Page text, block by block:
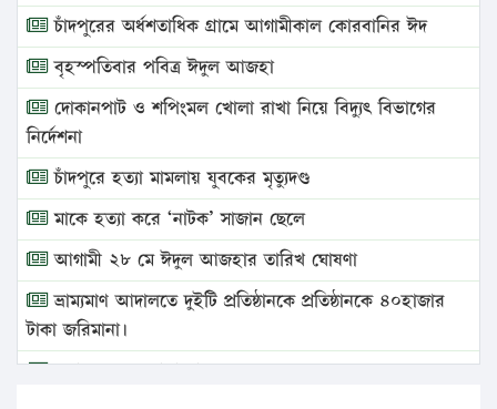
চাঁদপুরের অর্ধশতাধিক গ্রামে আগামীকাল কোরবানির ঈদ
বৃহস্পতিবার পবিত্র ঈদুল আজহা
দোকানপাট ও শপিংমল খোলা রাখা নিয়ে বিদ্যুৎ বিভাগের
নির্দেশনা
চাঁদপুরে হত্যা মামলায় যুবকের মৃত্যুদণ্ড
মাকে হত্যা করে ‘নাটক’ সাজান ছেলে
আগামী ২৮ মে ঈদুল আজহার তারিখ ঘোষণা
ভ্রাম্যমাণ আদালতে দুইটি প্রতিষ্ঠানকে প্রতিষ্ঠানকে ৪০হাজার
টাকা জরিমানা।
এবার লঞ্চের ভাড়া বাড়ল